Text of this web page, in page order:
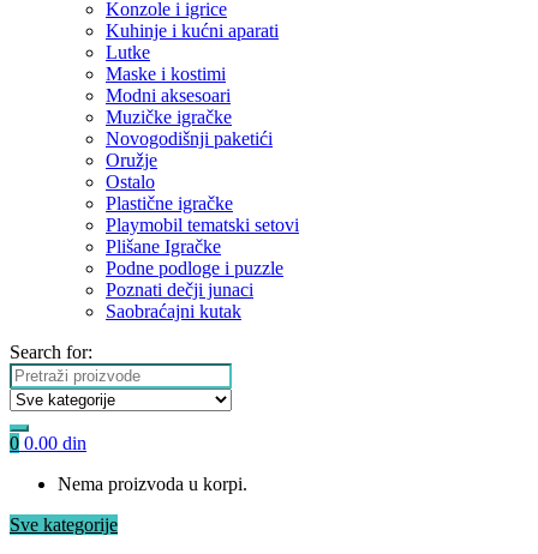
Konzole i igrice
Kuhinje i kućni aparati
Lutke
Maske i kostimi
Modni aksesoari
Muzičke igračke
Novogodišnji paketići
Oružje
Ostalo
Plastične igračke
Playmobil tematski setovi
Plišane Igračke
Podne podloge i puzzle
Poznati dečji junaci
Saobraćajni kutak
Search for:
0 0.00 din
Nema proizvoda u korpi.
Sve kategorije